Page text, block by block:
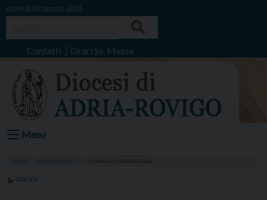
Skip
giovedì 06 agosto 2026
Contatti Orari Ss. Messe
Menu
HOME APPUNTAMENTI CONSIGLIO PRESBITERALE
DIOCESI